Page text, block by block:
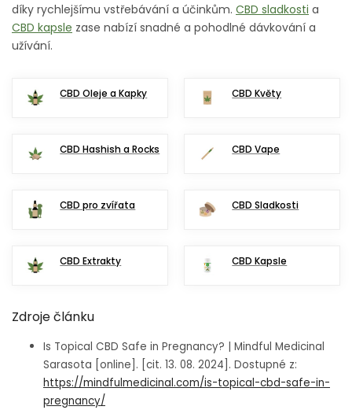
díky rychlejšímu vstřebávání a účinkům. CBD sladkosti a
CBD kapsle zase nabízí snadné a pohodlné dávkování a
užívání.
CBD Oleje a Kapky CBD Květy
CBD Hashish a Rocks CBD Vape
CBD pro zvířata CBD Sladkosti
CBD Extrakty CBD Kapsle
Zdroje článku
Is Topical CBD Safe in Pregnancy? | Mindful Medicinal
Sarasota [online]. [cit. 13. 08. 2024]. Dostupné z:
https://mindfulmedicinal.com/is-topical-cbd-safe-in-
pregnancy/